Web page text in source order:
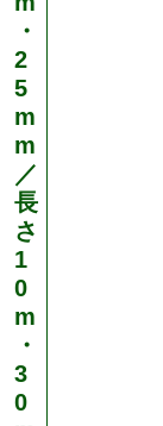
・
2
5
m
m
／
長
さ
1
0
m
・
3
0